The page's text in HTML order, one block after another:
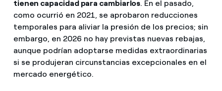
tienen capacidad para cambiarlos. En el pasado,
como ocurrió en 2021, se aprobaron reducciones
temporales para aliviar la presión de los precios; sin
embargo, en 2026 no hay previstas nuevas rebajas,
aunque podrían adoptarse medidas extraordinarias
si se produjeran circunstancias excepcionales en el
mercado energético.